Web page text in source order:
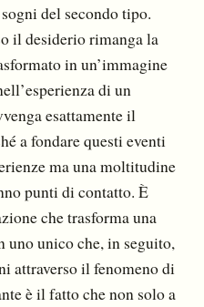
del secondo tipo.
il desiderio rimanga la
in un’immagine
di un
esattamente il
a fondare questi eventi
ma una moltitudine
punti di contatto. È
che trasforma una
uno unico che, in seguito,
attraverso il fenomeno di
è il fatto che non solo a